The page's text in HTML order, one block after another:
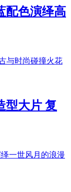
配色演绎高
型大片 复